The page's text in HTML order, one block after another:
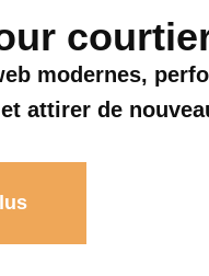
modernes,
attirer de